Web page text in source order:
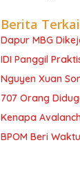
Berita
Dapur MBG
IDI Panggil
Nguyen Xuan
707 Orang
Kenapa
BPOM Beri